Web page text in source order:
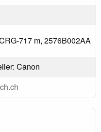
717 m, 2576B002AA
Canon